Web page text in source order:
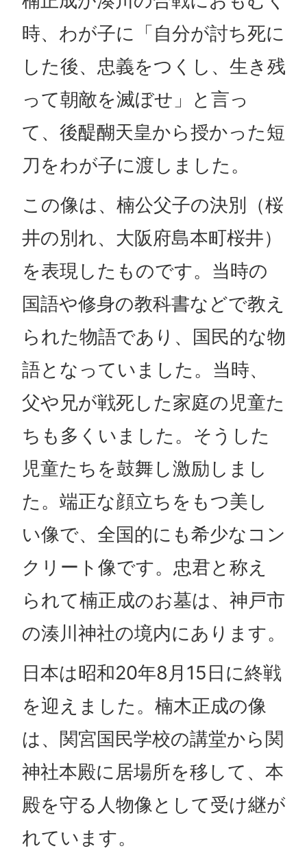
時、わが子に「自分が討ち死に
した後、忠義をつくし、生き残
って朝敵を滅ぼせ」と言っ
て、後醍醐天皇から授かった短
刀をわが子に渡しました。
この像は、楠公父子の決別（桜
井の別れ、大阪府島本町桜井）
を表現したものです。当時の
国語や修身の教科書などで教え
られた物語であり、国民的な物
語となっていました。当時、
父や兄が戦死した家庭の児童た
ちも多くいました。そうした
児童たちを鼓舞し激励しまし
た。端正な顔立ちをもつ美し
い像で、全国的にも希少なコン
クリート像です。忠君と称え
られて楠正成のお墓は、神戸市
の湊川神社の境内にあります。
日本は昭和20年8月15日に終戦
を迎えました。楠木正成の像
は、関宮国民学校の講堂から関
神社本殿に居場所を移して、本
殿を守る人物像として受け継が
れています。